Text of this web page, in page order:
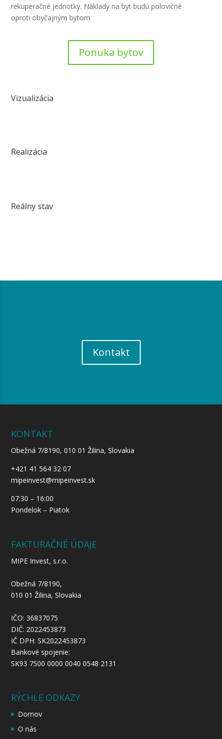
rekuperačné jednotky. Náklady na byt budú polovičné
oproti obyčajným bytom.
Ponuka bytov
Vizualizácia
Realizácia
Reálny stav
Kontakt
KONTAKT
Obežná 7/8190, 010 01 Žilina, Slovakia
+421 41 564 32 07
mipeinvest@mipeinvest.sk
07:30 – 16:00
Pondelok – Piatok
FAKTURAČNÉ ÚDAJE
MIPE Invest, s.r.o.
Obežná 7/8190,
010 01 Žilina, Slovakia
IČO: 36837075
DIČ: 2022453873
IČ DPH: SK2022453873
Bankové spojenie:
SK93 7500 0000 0040 0548 2131
RÝCHLE ODKAZY
Domov
O nás